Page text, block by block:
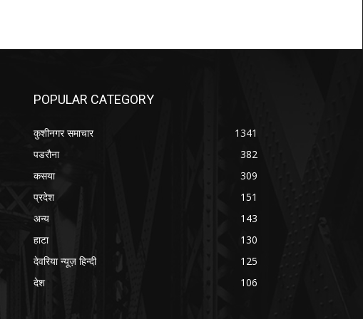
POPULAR CATEGORY
कुशीनगर समाचार
1341
पडरौना
382
कसया
309
प्रदेश
151
अन्य
143
हाटा
130
देवरिया न्यूज़ हिन्दी
125
देश
106